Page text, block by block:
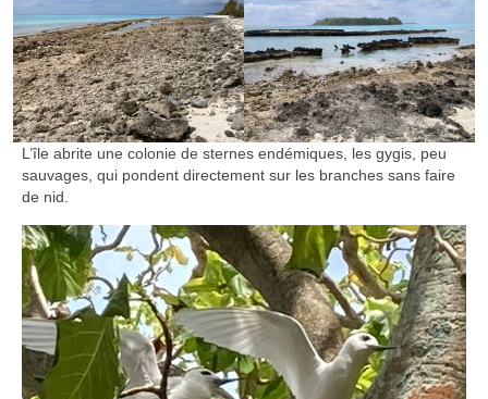
L’île abrite une colonie de sternes endémiques, les gygis, peu
sauvages, qui pondent directement sur les branches sans faire
de nid.